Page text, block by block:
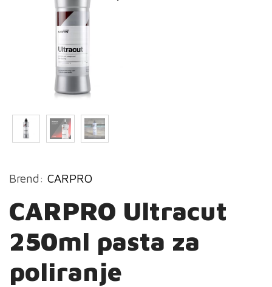
Brend: CARPRO
CARPRO Ultracut
250ml pasta za
poliranje